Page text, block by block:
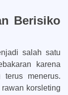
Berisiko
salah satu
karena
menerus.
korsleting